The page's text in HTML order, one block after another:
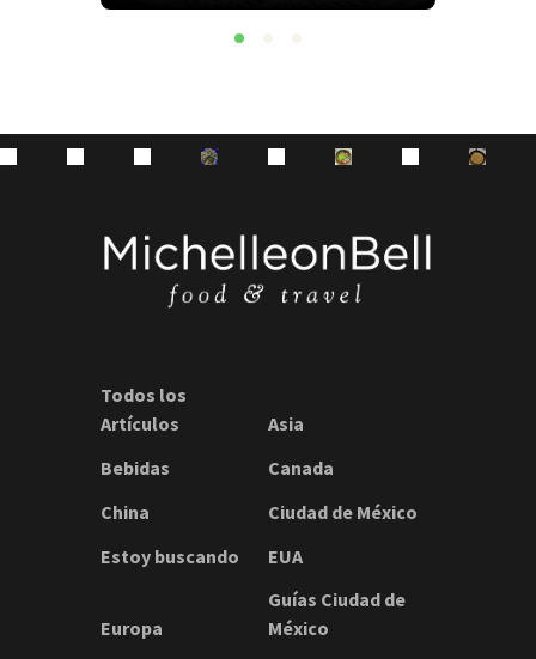
Todos los
Artículos
Asia
Bebidas
Canada
China
Ciudad de México
Estoy buscando
EUA
Europa
Guías Ciudad de
México